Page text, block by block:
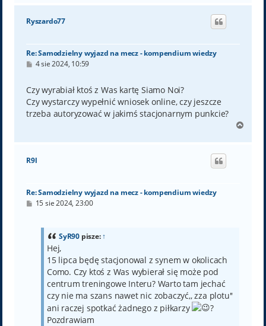
g
Ryszardo77
Re: Samodzielny wyjazd na mecz - kompendium wiedzy
P
t
4 sie 2024, 10:59
Czy wyrabiał ktoś z Was kartę Siamo Noi?
Czy wystarczy wypełnić wniosek online, czy jeszcze
trzeba autoryzować w jakimś stacjonarnym punkcie?
g
R9l
Re: Samodzielny wyjazd na mecz - kompendium wiedzy
P15 sie 2024, 23:00
SyR90pisze:↑
Hej,
15 lipca będę stacjonowal z synem w okolicach
Como. Czy ktoś z Was wybierał się może pod
centrum treningowe Interu? Warto tam jechać
czy nie ma szans nawet nic zobaczyć,, zza plotu''
ani raczej spotkać żadnego z piłkarzy
?
Pozdrawiam